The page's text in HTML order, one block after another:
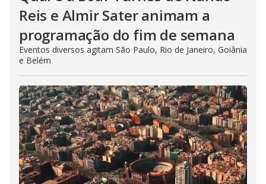
Reis e Almir Sater animam a
programação do fim de semana
Eventos diversos agitam São Paulo, Rio de Janeiro, Goiânia
e Belém